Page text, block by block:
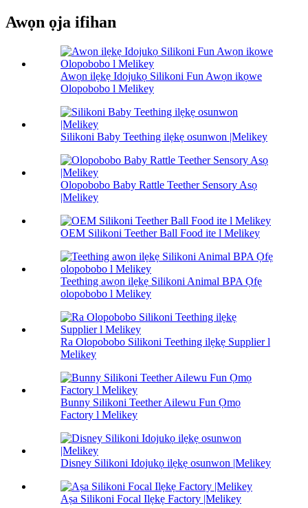
Awọn ọja ifihan
Awọn ilẹkẹ Idojukọ Silikoni Fun Awọn ikọwe
Olopobobo l Melikey
Silikoni Baby Teething ilẹkẹ osunwon |Melikey
Olopobobo Baby Rattle Teether Sensory Asọ
|Melikey
OEM Silikoni Teether Ball Food ite l Melikey
Teething awọn ilẹkẹ Silikoni Animal BPA Ọfẹ
olopobobo l Melikey
Ra Olopobobo Silikoni Teething ilẹkẹ Supplier l
Melikey
Bunny Silikoni Teether Ailewu Fun Ọmọ
Factory l Melikey
Disney Silikoni Idojukọ ilẹkẹ osunwon |Melikey
Aṣa Silikoni Focal Ilẹkẹ Factory |Melikey